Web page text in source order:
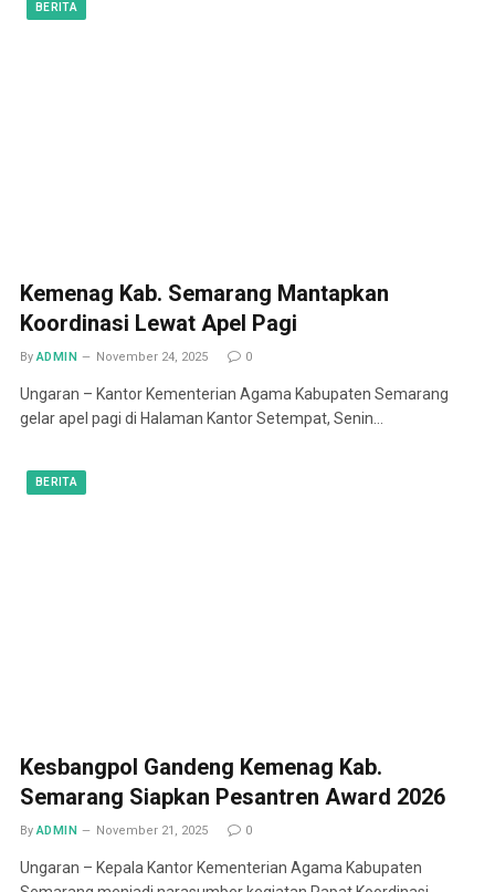
BERITA
Kemenag Kab. Semarang Mantapkan
Koordinasi Lewat Apel Pagi
By ADMIN November 24, 2025 0
Ungaran – Kantor Kementerian Agama Kabupaten Semarang
gelar apel pagi di Halaman Kantor Setempat, Senin…
BERITA
Kesbangpol Gandeng Kemenag Kab.
Semarang Siapkan Pesantren Award 2026
By ADMIN November 21, 2025 0
Ungaran – Kepala Kantor Kementerian Agama Kabupaten